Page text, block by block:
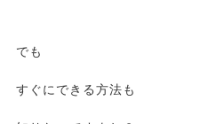
でも
すぐにできる方法も